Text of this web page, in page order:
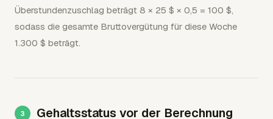
Überstundenzuschlag beträgt 8 × 25 $ × 0,5 = 100 $,
sodass die gesamte Bruttovergütung für diese Woche
1.300 $ beträgt.
Gehaltsstatus vor der Berechnung